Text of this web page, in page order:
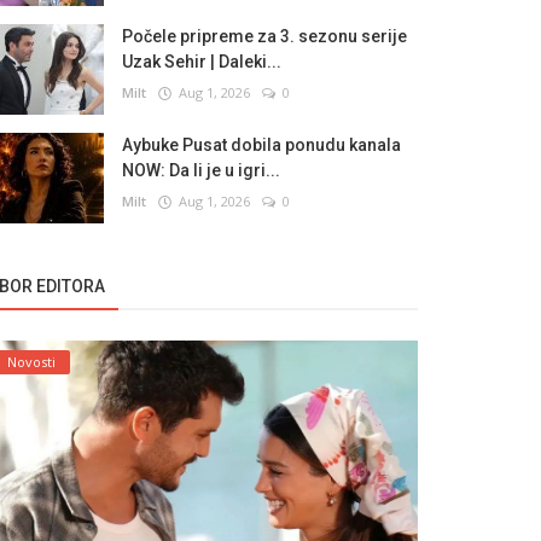
Počele pripreme za 3. sezonu serije
Uzak Sehir | Daleki...
Milt Aug 1, 2026 0
Aybuke Pusat dobila ponudu kanala
NOW: Da li je u igri...
Milt Aug 1, 2026 0
EDITORA
Novosti